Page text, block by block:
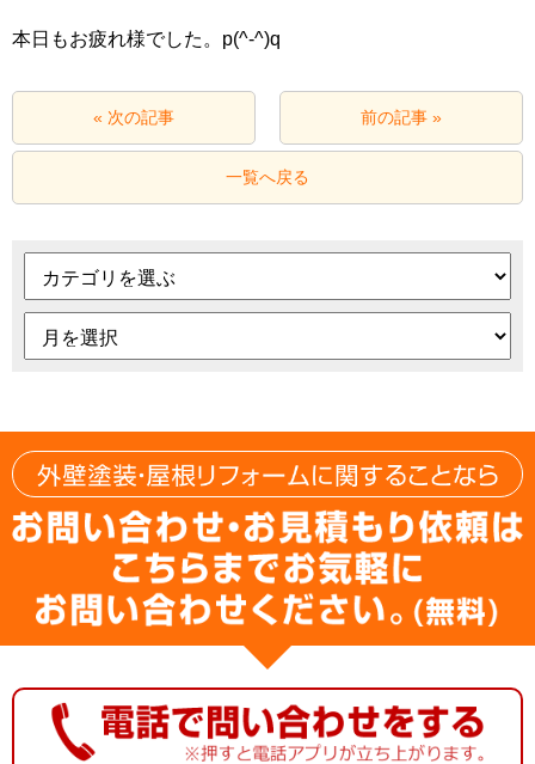
本日もお疲れ様でした。p(^-^)q
« 次の記事 前の記事 »
一覧へ戻る